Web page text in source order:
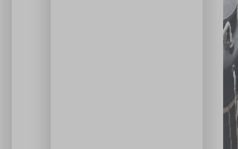
🔥 線上報名｜火速搶
名額有限，依完成報名及繳費順序保留名額，額